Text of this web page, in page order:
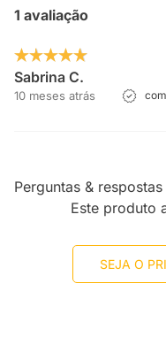
1 avaliação
Sabrina C.
10 meses atrás
Perguntas & respostas
Este produto
SEJA O